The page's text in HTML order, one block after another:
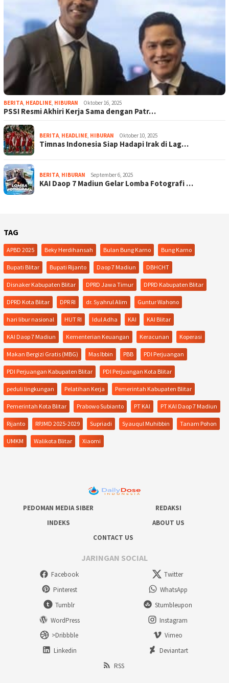
BERITA, HEADLINE, HIBURAN Oktober 16, 2025
PSSI Resmi Akhiri Kerja Sama dengan Patr…
BERITA, HEADLINE, HIBURAN Oktober 10, 2025
Timnas Indonesia Siap Hadapi Irak di Lag…
BERITA, HIBURAN September 6, 2025
KAI Daop 7 Madiun Gelar Lomba Fotografi …
TAG
APBD 2025 Beky Herdihansah Bulan Bung Karno Bung Karno
Bupati Blitar Bupati Rijanto Daop 7 Madiun DBHCHT
Disnaker Kabupaten Blitar DPRD Jawa Timur DPRD Kabupaten Blitar
DPRD Kota Blitar DPR RI dr. Syahrul Alim Guntur Wahono
hari libur nasional HUT RI Idul Adha KAI KAI Blitar
KAI Daop 7 Madiun Kementerian Keuangan Keracunan Koperasi
Makan Bergizi Gratis (MBG) Mas Ibbin PBB PDI Perjuangan
PDI Perjuangan Kabupaten Blitar PDI Perjuangan Kota Blitar
peduli lingkungan Pelatihan Kerja Pemerintah Kabupaten Blitar
Pemerintah Kota Blitar Prabowo Subianto PT KAI PT KAI Daop 7 Madiun
Rijanto RPJMD 2025-2029 Supriadi Syauqul Muhibbin Tanam Pohon
UMKM Walikota Blitar Xiaomi
PEDOMAN MEDIA SIBER
REDAKSI
INDEKS
ABOUT US
CONTACT US
JARINGAN SOCIAL
Facebook
Twitter
Pinterest
WhatsApp
Tumblr
Stumbleupon
WordPress
Instagram
>Dribbble
Vimeo
Linkedin
Deviantart
RSS